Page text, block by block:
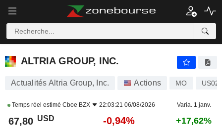
ALTRIA GROUP, INC.
ALTRIA GROUP, INC.
Actualités Altria Group, Inc. Actions MO
Temps réel estimé Cboe BZX 22:03:21 06/08/2026 Varia. 1 janv.
67,80 USD -0,94% +17,62%